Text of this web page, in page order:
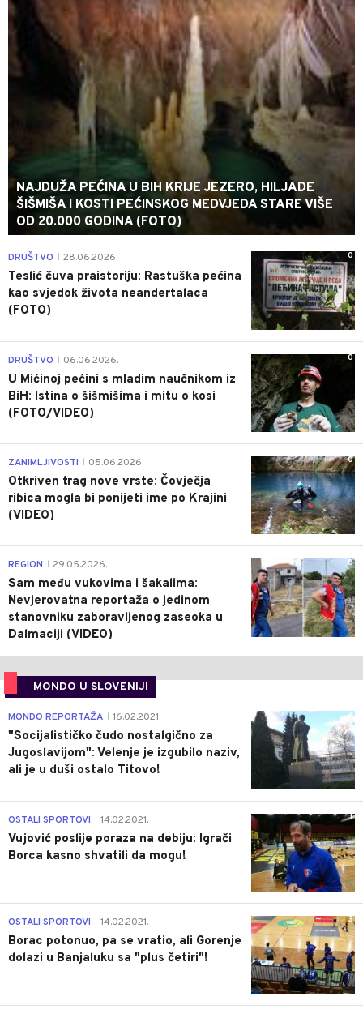
NAJDUŽA PEĆINA U BIH KRIJE JEZERO, HILJADE
ŠIŠMIŠA I KOSTI PEĆINSKOG MEDVJEDA STARE VIŠE
OD 20.000 GODINA (FOTO)
0
DRUŠTVO 28.06.2026.
Teslić čuva praistoriju: Rastuška pećina
kao svjedok života neandertalaca
(FOTO)
0
DRUŠTVO 06.06.2026.
U Mićinoj pećini s mladim naučnikom iz
BiH: Istina o šišmišima i mitu o kosi
(FOTO/VIDEO)
0
ZANIMLJIVOSTI 05.06.2026.
Otkriven trag nove vrste: Čovječja
ribica mogla bi ponijeti ime po Krajini
(VIDEO)
0
REGION 29.05.2026.
Sam među vukovima i šakalima:
Nevjerovatna reportaža o jedinom
stanovniku zaboravljenog zaseoka u
Dalmaciji (VIDEO)
MONDO U SLOVENIJI
4
MONDO REPORTAŽA 16.02.2021.
"Socijalističko čudo nostalgično za
Jugoslavijom": Velenje je izgubilo naziv,
ali je u duši ostalo Titovo!
1
OSTALI SPORTOVI 14.02.2021.
Vujović poslije poraza na debiju: Igrači
Borca kasno shvatili da mogu!
3
OSTALI SPORTOVI 14.02.2021.
Borac potonuo, pa se vratio, ali Gorenje
dolazi u Banjaluku sa "plus četiri"!